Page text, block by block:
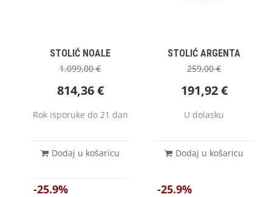
STOLIĆ NOALE
1.099,00€
814,36€
Rok isporuke do 21 dan
Dodaj u košaricu
STOLIĆ ARGENTA
259,00€
191,92€
U dolasku
Dodaj u košaricu
-25.9% -25.9%